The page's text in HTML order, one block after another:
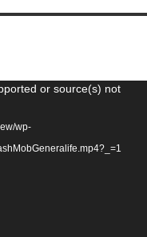
or source(s) not
wp-